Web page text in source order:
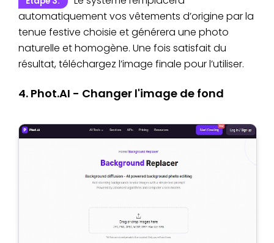
automatiquement vos vêtements d’origine par la
tenue festive choisie et générera une photo
naturelle et homogène. Une fois satisfait du
résultat, téléchargez l’image finale pour l’utiliser.
4. Phot.AI - Changer l'image de fond